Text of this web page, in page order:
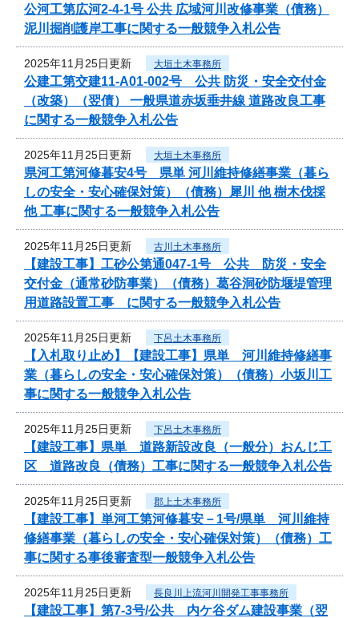
公河工第広河2-4-1号 公共 広域河川改修事業（債務）
泥川掘削護岸工事に関する一般競争入札公告
2025年11月25日更新 大垣土木事務所
公建工第交建11-A01-002号 公共 防災・安全交付金
（改築）（翌債） 一般県道赤坂垂井線 道路改良工事
に関する一般競争入札公告
2025年11月25日更新 大垣土木事務所
県河工第河修暮安4号 県単 河川維持修繕事業（暮ら
しの安全・安心確保対策）（債務）犀川 他 樹木伐採
他 工事に関する一般競争入札公告
2025年11月25日更新 古川土木事務所
【建設工事】工砂公第通047-1号 公共 防災・安全
交付金（通常砂防事業）（債務）葛谷洞砂防堰堤管理
用道路設置工事 に関する一般競争入札公告
2025年11月25日更新 下呂土木事務所
【入札取り止め】【建設工事】県単 河川維持修繕事
業（暮らしの安全・安心確保対策）（債務）小坂川工
事に関する一般競争入札公告
2025年11月25日更新 下呂土木事務所
【建設工事】県単 道路新設改良（一般分）おんじ工
区 道路改良（債務）工事に関する一般競争入札公告
2025年11月25日更新 郡上土木事務所
【建設工事】単河工第河修暮安－1号/県単 河川維持
修繕事業（暮らしの安全・安心確保対策）（債務）工
事に関する事後審査型一般競争入札公告
2025年11月25日更新 長良川上流河川開発工事事務所
【建設工事】第7-3号/公共 内ケ谷ダム建設事業（翌